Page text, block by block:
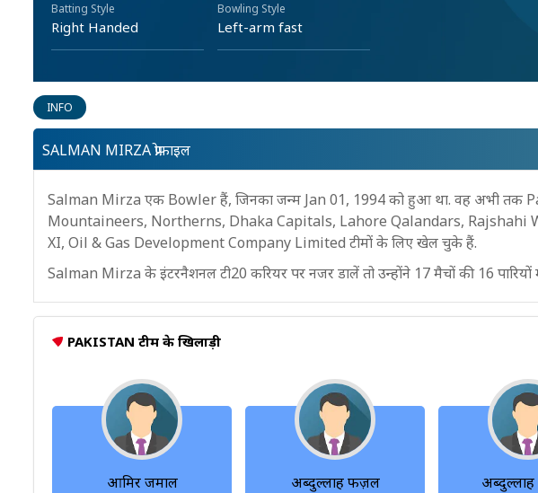
Batting Style
Right Handed
Bowling Style
Left-arm fast
INFO
SALMAN MIRZA प्रोफ़ाइल
Salman Mirza एक Bowler हैं, जिनका जन्म Jan 01, 1994 को हुआ था. वह अभी तक
Mountaineers, Northerns, Dhaka Capitals, Lahore Qalandars, Rajshahi
XI, Oil & Gas Development Company Limited टीमों के लिए खेल चुके हैं.
Salman Mirza के इंटरनैशनल टी20 करियर पर नजर डालें तो उन्होंने 17 मैचों की 16
PAKISTAN टीम के खिलाड़ी
आमिर जमाल अब्दुल्लाह फज़ल